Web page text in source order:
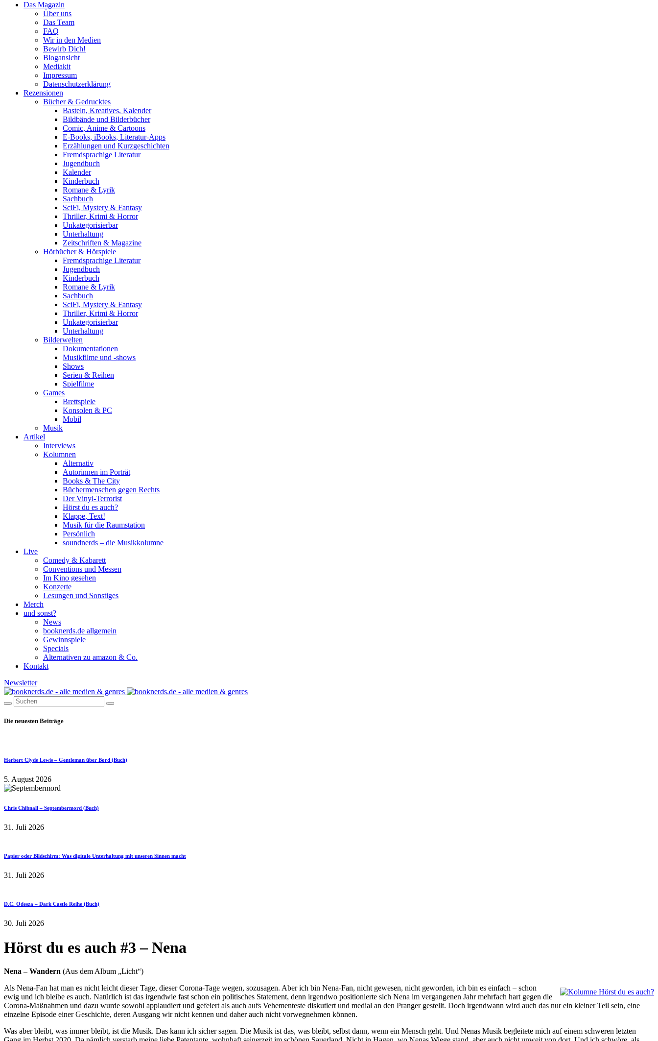
Das Magazin
Über uns
Das Team
FAQ
Wir in den Medien
Bewirb Dich!
Blogansicht
Mediakit
Impressum
Datenschutzerklärung
Rezensionen
Bücher & Gedrucktes
Basteln, Kreatives, Kalender
Bildbände und Bilderbücher
Comic, Anime & Cartoons
E-Books, iBooks, Literatur-Apps
Erzählungen und Kurzgeschichten
Fremdsprachige Literatur
Jugendbuch
Kalender
Kinderbuch
Romane & Lyrik
Sachbuch
SciFi, Mystery & Fantasy
Thriller, Krimi & Horror
Unkategorisierbar
Unterhaltung
Zeitschriften & Magazine
Hörbücher & Hörspiele
Fremdsprachige Literatur
Jugendbuch
Kinderbuch
Romane & Lyrik
Sachbuch
SciFi, Mystery & Fantasy
Thriller, Krimi & Horror
Unkategorisierbar
Unterhaltung
Bilderwelten
Dokumentationen
Musikfilme und -shows
Shows
Serien & Reihen
Spielfilme
Games
Brettspiele
Konsolen & PC
Mobil
Musik
Artikel
Interviews
Kolumnen
Alternativ
Autorinnen im Porträt
Books & The City
Büchermenschen gegen Rechts
Der Vinyl-Terrorist
Hörst du es auch?
Klappe, Text!
Musik für die Raumstation
Persönlich
soundnerds – die Musikkolumne
Live
Comedy & Kabarett
Conventions und Messen
Im Kino gesehen
Konzerte
Lesungen und Sonstiges
Merch
und sonst?
News
booknerds.de allgemein
Gewinnspiele
Specials
Alternativen zu amazon & Co.
Kontakt
Newsletter
Die neuesten Beiträge
Herbert Clyde Lewis – Gentleman über Bord (Buch)
5. August 2026
Chris Chibnall – Septembermord (Buch)
31. Juli 2026
Papier oder Bildschirm: Was digitale Unterhaltung mit unseren Sinnen macht
31. Juli 2026
D.C. Odesza – Dark Castle Reihe (Buch)
30. Juli 2026
Hörst du es auch #3 – Nena
Nena – Wandern (Aus dem Album „Licht“)
Als Nena-Fan hat man es nicht leicht dieser Tage, dieser Corona-Tage wegen, sozusagen. Aber ich bin Nena-Fan, nicht gewesen, nicht geworden, ich bin es einfach – schon
ewig und ich bleibe es auch. Natürlich ist das irgendwie fast schon ein politisches Statement, denn irgendwo positionierte sich Nena im vergangenen Jahr mehrfach hart gegen die
Corona-Maßnahmen und dazu wurde sowohl applaudiert und gefeiert als auch aufs Vehementeste diskutiert und medial an den Pranger gestellt. Doch irgendwann wird auch das nur ein kleiner Teil sein, eine
einzelne Episode einer Geschichte, deren Ausgang wir nicht kennen und daher auch nicht vorwegnehmen können.
Was aber bleibt, was immer bleibt, ist die Musik. Das kann ich sicher sagen. Die Musik ist das, was bleibt, selbst dann, wenn ein Mensch geht. Und Nenas Musik begleitete mich auf einem schweren letzten